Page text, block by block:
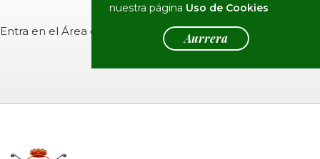
nuestra página Uso de Cookies
Aurrera
Entra en el Área de Socios para ver el evento.